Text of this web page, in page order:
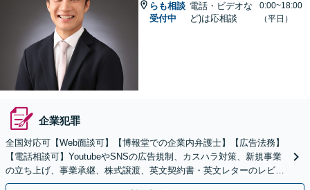
らも相談
受付中
電話・ビデオな
ど)は応相談
0:00~18:00
（平日）
企業犯罪
全国対応可【Web面談可】【博報堂での企業内弁護士】【広告法務】
【電話相談可】YoutubeやSNSの広告規制、カスハラ対策、新規事業
の立ち上げ、事業承継、株式譲渡、英文契約書・英文レターのレビュ
ー・ドラフトなどに対応。